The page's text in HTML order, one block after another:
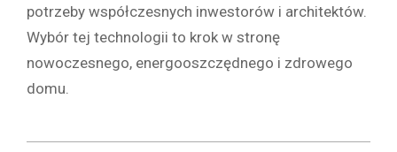
potrzeby współczesnych inwestorów i architektów.
Wybór tej technologii to krok w stronę
nowoczesnego, energooszczędnego i zdrowego
domu.